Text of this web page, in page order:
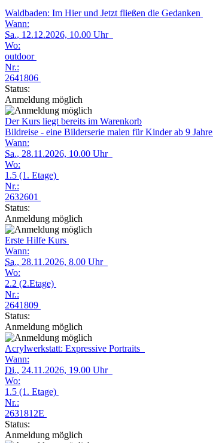
Waldbaden: Im Hier und Jetzt fließen die Gedanken
Wann:
Sa., 12.12.2026, 10.00 Uhr
Wo:
outdoor
Nr.:
2641806
Status:
Anmeldung möglich
Der Kurs liegt bereits im Warenkorb
Bildreise - eine Bilderserie malen für Kinder ab 9 Jahre
Wann:
Sa., 28.11.2026, 10.00 Uhr
Wo:
1.5 (1. Etage)
Nr.:
2632601
Status:
Anmeldung möglich
Erste Hilfe Kurs
Wann:
Sa., 28.11.2026, 8.00 Uhr
Wo:
2.2 (2.Etage)
Nr.:
2641809
Status:
Anmeldung möglich
Acrylwerkstatt: Expressive Portraits
Wann:
Di., 24.11.2026, 19.00 Uhr
Wo:
1.5 (1. Etage)
Nr.:
2631812E
Status:
Anmeldung möglich